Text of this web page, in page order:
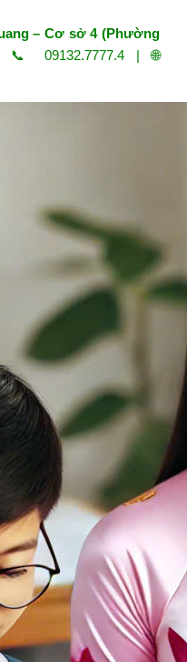
– Cơ sở 4 (Phường
📞 09132.7777.4 | 🌐